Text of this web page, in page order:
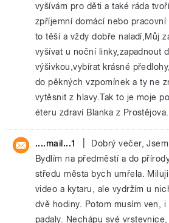
vyšívám pro děti a také ráda
zpříjemní domácí nebo
to těší a vždy dobře naladí,Můj
vyšívat u noční linky,zapadnout
výšivkou,vybírat krásné
do pěkných vzpomínek a ty ne
vytěsnit z hlavy.Tak to je moje
éteru zdraví Blanka z Prostějova.
....mail...1
Dobrý večer,
Bydlím na předměstí a do
středu města bych umřela.
video a kytaru, ale vydržím u
dvě hodiny. Potom musím ven, i
padaly. Nechápu své